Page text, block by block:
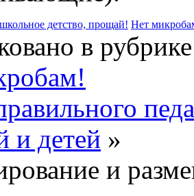
детство, прощай! Нет
в
и детей »
и